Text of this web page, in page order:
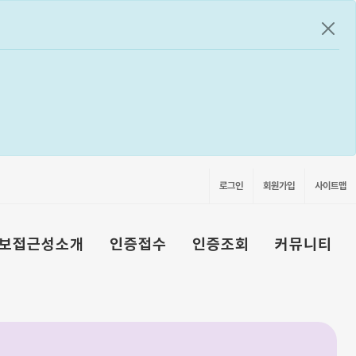
공지
로그인 회원가입 사이트맵
접근성소개 인증접수 인증조회 커뮤니티